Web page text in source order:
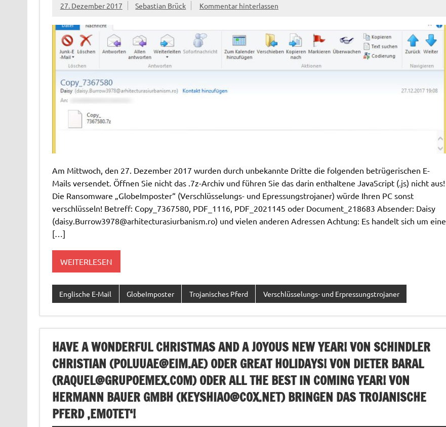
27. Dezember 2017 Sebastian Brück Kommentar hinterlassen
Am Mittwoch, den 27. Dezember 2017 wurden durch unbekannte Dritte die folgenden betrügerischen E-
Mails versendet. Öffnen Sie nicht das .7z-Archiv und führen Sie das darin enthaltene JavaScript (.js) nicht aus!
Die Ransomware „GlobeImposter“ (Verschlüsselungs- und Epressungstrojaner) würde Ihren PC sonst
verschlüsseln! Betreff: Copy_7367580, PDF_1116, PDF_2021145 oder Document_218683 Absender: Daisy
(daisy.Burrow3978@arhitecturasiurbanism.ro) und vielen anderen Adressen Achtung: Es handelt sich um eine
[…]
WEITERLESEN
Englische E-Mail GlobeImposter Trojanisches Pferd Verschlüsselungs- und Erpressungstrojaner
HAVE A WONDERFUL CHRISTMAS AND A JOYOUS NEW YEAR! VON SCHINDLER
CHRISTIAN (POLUUAE@EIM.AE) ODER GREAT HOLIDAYS! VON DIETER BARAL
(RAQUEL@GRUPOEMEX.COM) ODER ALL THE BEST IN COMING YEAR! VON
HERMANN BAUER GMBH (KEYSHIAO@COX.NET) BRINGEN DAS TROJANISCHE
PFERD ‚EMOTET‘!